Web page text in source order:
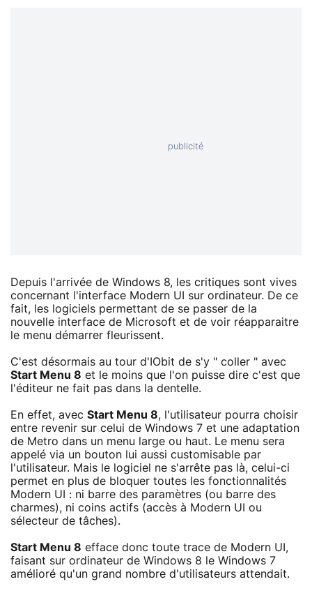
Depuis l'arrivée de Windows 8, les critiques sont vives
concernant l'interface Modern UI sur ordinateur. De ce
fait, les logiciels permettant de se passer de la
nouvelle interface de Microsoft et de voir réapparaitre
le menu démarrer fleurissent.
C'est désormais au tour d'IObit de s'y " coller " avec
Start Menu 8 et le moins que l'on puisse dire c'est que
l'éditeur ne fait pas dans la dentelle.
En effet, avec Start Menu 8, l'utilisateur pourra choisir
entre revenir sur celui de Windows 7 et une adaptation
de Metro dans un menu large ou haut. Le menu sera
appelé via un bouton lui aussi customisable par
l'utilisateur. Mais le logiciel ne s'arrête pas là, celui-ci
permet en plus de bloquer toutes les fonctionnalités
Modern UI : ni barre des paramètres (ou barre des
charmes), ni coins actifs (accès à Modern UI ou
sélecteur de tâches).
Start Menu 8 efface donc toute trace de Modern UI,
faisant sur ordinateur de Windows 8 le Windows 7
amélioré qu'un grand nombre d'utilisateurs attendait.